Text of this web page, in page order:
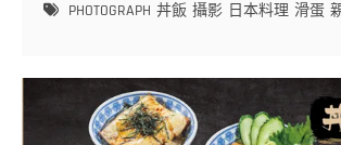
片】
蛋
親
PHOTOGRAPH 丼飯 攝影 日本料理 滑蛋